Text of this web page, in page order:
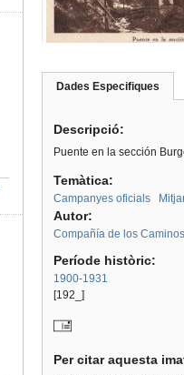
Dades Especifiques
Descripció:
Puente en la sección
Temàtica:
Campanyes oficials
Autor:
Compañía de los
Període històric:
1900-1931
[192_]
Per citar aquesta